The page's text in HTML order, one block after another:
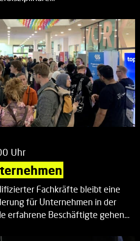
Uhr
Fachkräfte bleibt eine
für Unternehmen in der
erfahrene Beschäftigte gehen…